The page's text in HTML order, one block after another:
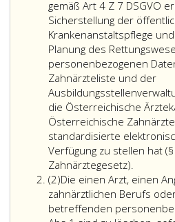
eins
gemäß Art 4 Z 7 DSGVO
Sicherstellung der
Krankenanstaltspflege
Planung des
personenbezogenen
Zahnärzteliste und der
die Österreichische
Österreichische
standardisierte
Verfügung zu stellen hat
Zahnärztegesetz).
ist
als
(2)Absatz
2
Die einen Arzt, einen
zahnärztlichen Berufs
betreffenden